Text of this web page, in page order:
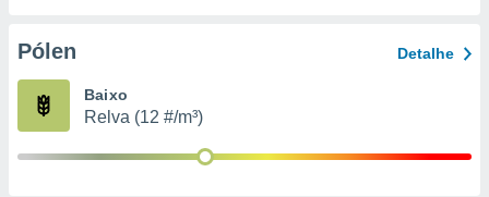
através
Pólen Detalhe
Baixo
Relva (12 #/m³)